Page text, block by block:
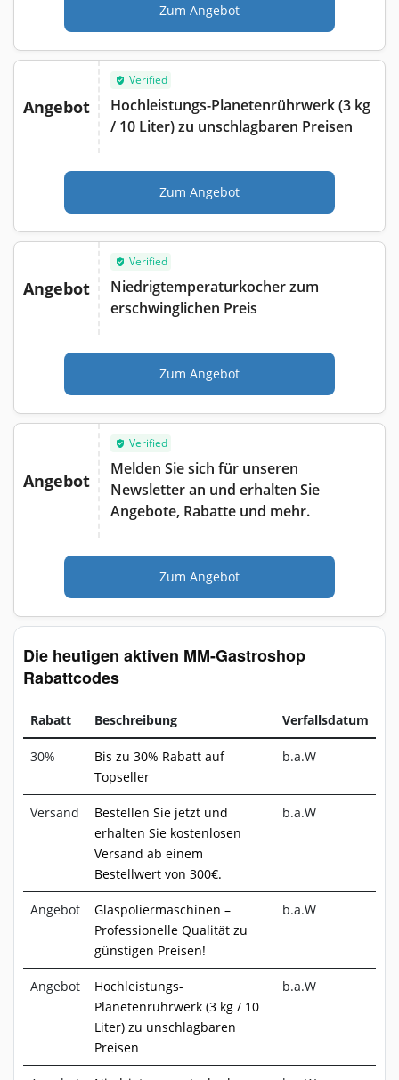
Zum Angebot
Angebot
Verified
Hochleistungs-Planetenrührwerk (3 kg
/ 10 Liter) zu unschlagbaren Preisen
Zum Angebot
Angebot
Verified
Niedrigtemperaturkocher zum
erschwinglichen Preis
Zum Angebot
Angebot
Verified
Melden Sie sich für unseren
Newsletter an und erhalten Sie
Angebote, Rabatte und mehr.
Zum Angebot
Die heutigen aktiven MM-Gastroshop
Rabattcodes
Rabatt Beschreibung Verfallsdatum
30%
Bis zu 30% Rabatt auf
Topseller
b.a.W
Versand
Bestellen Sie jetzt und
erhalten Sie kostenlosen
Versand ab einem
Bestellwert von 300€.
b.a.W
Angebot
Glaspoliermaschinen –
Professionelle Qualität zu
günstigen Preisen!
b.a.W
Angebot
Hochleistungs-
Planetenrührwerk (3 kg / 10
Liter) zu unschlagbaren
Preisen
b.a.W